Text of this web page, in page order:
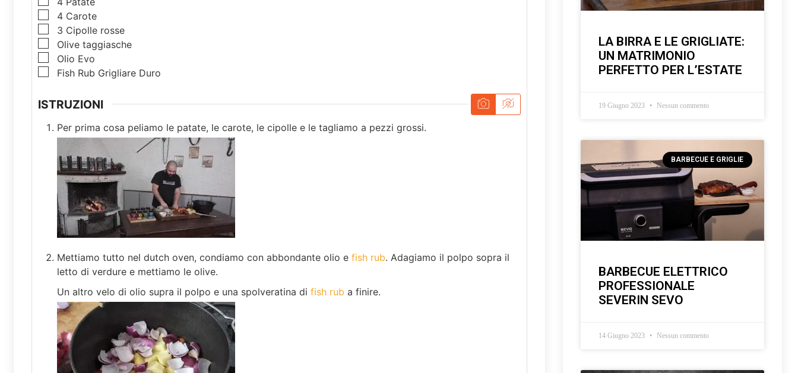
4 Carote
3 Cipolle rosse
Olive taggiasche
Olio Evo
Fish Rub Grigliare Duro
ISTRUZIONI
Per prima cosa peliamo le patate, le carote, le cipolle e le tagliamo a pezzi grossi.
Mettiamo tutto nel dutch oven, condiamo con abbondante olio e fish rub. Adagiamo il polpo sopra il
letto di verdure e mettiamo le olive.
Un altro velo di olio supra il polpo e una spolveratina di fish rub a finire.
LA BIRRA E LE GRIGLIATE:
UN MATRIMONIO
PERFETTO PER L’ESTATE
19 Giugno 2023 Nessun commento
BARBECUE E GRIGLIE
BARBECUE ELETTRICO
PROFESSIONALE
SEVERIN SEVO
14 Giugno 2023 Nessun commento